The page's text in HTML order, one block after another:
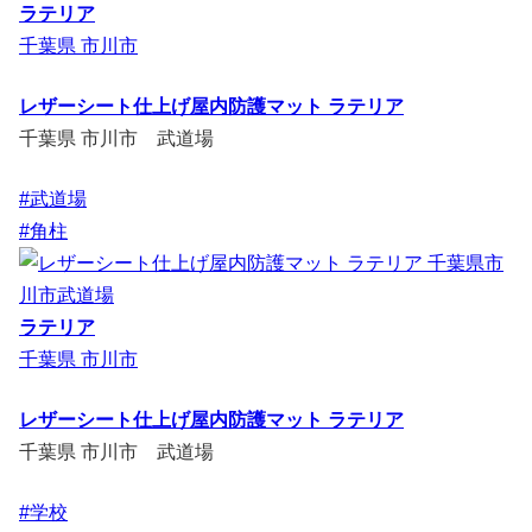
ラテリア
千葉県 市川市
レザーシート仕上げ屋内防護マット ラテリア
千葉県 市川市 武道場
#武道場
#角柱
ラテリア
千葉県 市川市
レザーシート仕上げ屋内防護マット ラテリア
千葉県 市川市 武道場
#学校